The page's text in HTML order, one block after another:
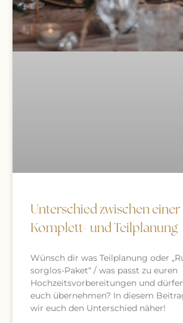
Unterschied zwischen einer
Komplett- und Teilplanung
Wünsch dir was Teilplanung oder
sorglos-Paket“ / was passt zu euren
Hochzeitsvorbereitungen und
euch übernehmen? In diesem
wir euch den Unterschied näher!